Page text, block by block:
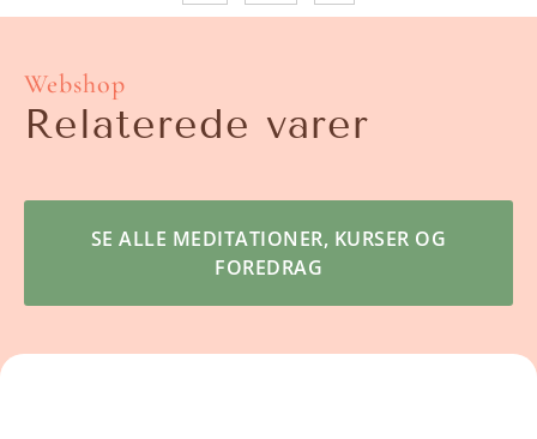
Webshop
Relaterede varer
SE ALLE MEDITATIONER, KURSER OG
FOREDRAG